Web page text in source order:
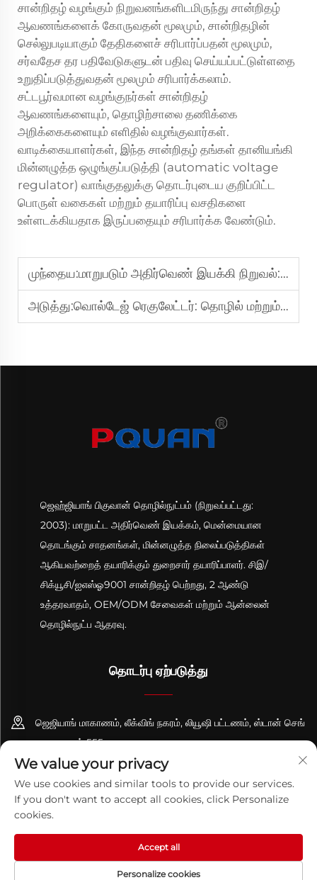
சான்றிதழ் வழங்கும் நிறுவனங்களிடமிருந்து சான்றிதழ்
ஆவணங்களைக் கோருவதன் மூலமும், சான்றிதழின்
செல்லுபடியாகும் தேதிகளைச் சரிபார்ப்பதன் மூலமும்,
சர்வதேச தர பதிவேடுகளுடன் பதிவு செய்யப்பட்டுள்ளதை
உறுதிப்படுத்துவதன் மூலமும் சரிபார்க்கலாம்.
சட்டபூர்வமான வழங்குநர்கள் சான்றிதழ்
ஆவணங்களையும், தொழிற்சாலை தணிக்கை
அறிக்கைகளையும் எளிதில் வழங்குவார்கள்.
வாடிக்கையாளர்கள், இந்த சான்றிதழ் தங்கள் தானியங்கி
மின்னழுத்த ஒழுங்குப்படுத்தி (automatic voltage
regulator) வாங்குதலுக்கு தொடர்புடைய குறிப்பிட்ட
பொருள் வகைகள் மற்றும் தயாரிப்பு வசதிகளை
உள்ளடக்கியதாக இருப்பதையும் சரிபார்க்க வேண்டும்.
முந்தைய:மாறுபடும் அதிர்வெண் இயக்கி நிறுவல்: முக்கிய படிகள் மற்றும் சிறந்த நடைமுறைகள்
அடுத்து:வொல்டேஜ் ரெகுலேட்டர்: தொழில் மற்றும் வணிக பயன்பாட்டிற்கான அத்தியாவசிய வழிகாட்டி
ஜெஹ்ஜியாங் பிகுவான் தொழில்நுட்பம் (நிறுவப்பட்டது:
2003): மாறுபட்ட அதிர்வெண் இயக்கம், மென்மையான
தொடங்கும் சாதனங்கள், மின்னழுத்த நிலைப்படுத்திகள்
ஆகியவற்றைத் தயாரிக்கும் துறைசார் தயாரிப்பாளர். சிஇ/
சிக்யூசி/ஐஎஸ்ஓ9001 சான்றிதழ் பெற்றது, 2 ஆண்டு
உத்தரவாதம், OEM/ODM சேவைகள் மற்றும் ஆன்லைன்
தொழில்நுட்ப ஆதரவு.
தொடர்பு ஏற்படுத்து
ஜெஜியாங் மாகாணம், லீக்விங் நகரம், லியூஷி பட்டணம், ஸ்டான் செங்
சாலை, எண் 555
+86-13695814656
[email protected]
காப்புரிமை © 2026 செஜியாங் பிகுவான் தொழில்நுட்பம் கோ., லிட். அனைத்து
உரிமைகளும் பாதுகாக்கப்பட்டவை. தனியுரிமைக் கொள்கை
We value your privacy
We use cookies and similar tools to provide our services.
If you don't want to accept all cookies, click Personalize
cookies.
Personalize cookies
Accept all